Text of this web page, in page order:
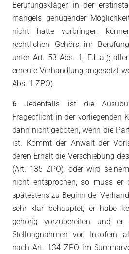
Berufungskläger in der
mangels genügender
nicht hatte vorbringen
rechtlichen Gehörs im
unter Art. 53 Abs. 1, E.b.a.);
erneute Verhandlung angesetzt
Abs. 1 ZPO).
6 Jedenfalls ist die
Fragepflicht in der vorliegenden
dann nicht geboten, wenn die
ist. Kommt der Anwalt der
deren Erhalt die Verschiebung
(Art. 135 ZPO), oder wird
nicht entsprochen, so muss er
spätestens zu Beginn der
sehr klar behauptet, er habe
gehörig vorzubereiten, und
Stellungnahmen vor. Insofern
nach Art. 134 ZPO im